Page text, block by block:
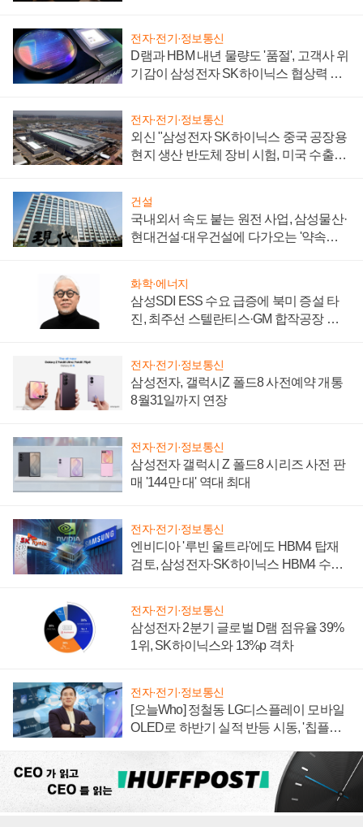
전자·전기·정보통신
D램과 HBM 내년 물량도 '품절', 고객사 위
기감이 삼성전자 SK하이닉스 협상력 더
전자·전기·정보통신
외신 "삼성전자 SK하이닉스 중국 공장용
현지 생산 반도체 장비 시험, 미국 수출통
건설
국내외서 속도 붙는 원전 사업, 삼성물산·
현대건설·대우건설에 다가오는 '약속의
화학·에너지
삼성SDI ESS 수요 급증에 북미 증설 타
진, 최주선 스텔란티스·GM 합작공장 건
전자·전기·정보통신
삼성전자, 갤럭시Z 폴드8 사전예약 개통
8월31일까지 연장
전자·전기·정보통신
삼성전자 갤럭시 Z 폴드8 시리즈 사전 판
매 '144만 대' 역대 최대
전자·전기·정보통신
엔비디아 '루빈 울트라'에도 HBM4 탑재
검토, 삼성전자·SK하이닉스 HBM4 수율
전자·전기·정보통신
삼성전자 2분기 글로벌 D램 점유율 39%
1위, SK하이닉스와 13%p 격차
전자·전기·정보통신
[오늘Who] 정철동 LG디스플레이 모바일
OLED로 하반기 실적 반등 시동, '칩플레